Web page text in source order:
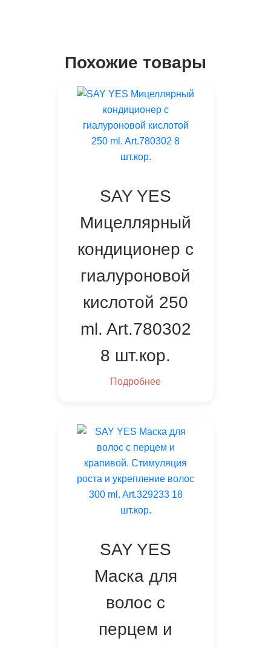
Похожие товары
SAY YES
Мицеллярный
кондиционер с
гиалуроновой
кислотой 250
ml. Art.780302
8 шт.кор.
Подробнее
SAY YES
Маска для
волос с
перцем и